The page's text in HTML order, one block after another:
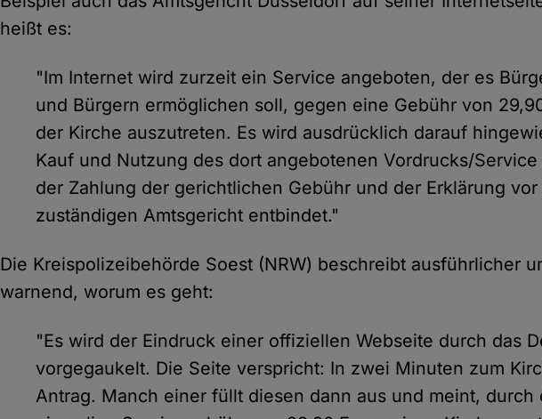
heißt es:
"Im Internet wird zurzeit ein Service angeboten, der es
und Bürgern ermöglichen soll, gegen eine Gebühr von
der Kirche auszutreten. Es wird ausdrücklich darauf
Kauf und Nutzung des dort angebotenen Vordrucks/
der Zahlung der gerichtlichen Gebühr und der Erklärung vor
zuständigen Amtsgericht entbindet."
Die Kreispolizeibehörde Soest (NRW) beschreibt ausführlicher
warnend, worum es geht:
"Es wird der Eindruck einer offiziellen Webseite durch das
vorgegaukelt. Die Seite verspricht: In zwei Minuten zum
Antrag. Manch einer füllt diesen dann aus und meint, durch